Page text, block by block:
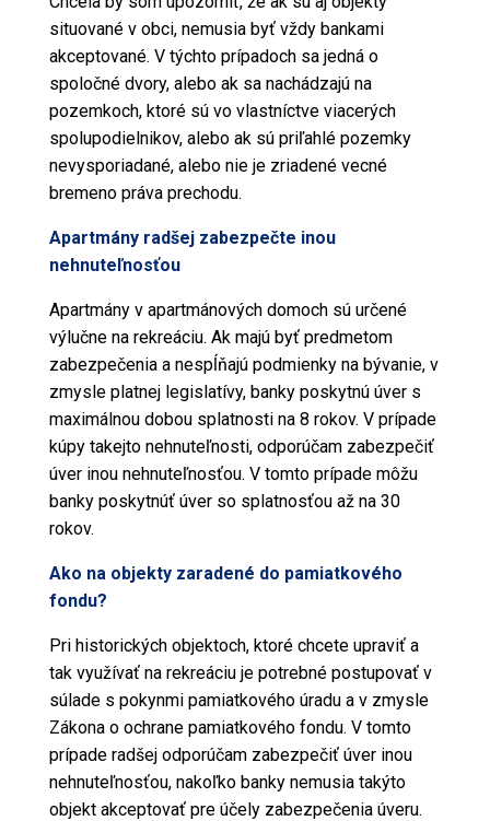
situované v obci, nemusia byť vždy bankami
akceptované. V týchto prípadoch sa jedná o
spoločné dvory, alebo ak sa nachádzajú na
pozemkoch, ktoré sú vo vlastníctve viacerých
spolupodielnikov, alebo ak sú priľahlé pozemky
nevysporiadané, alebo nie je zriadené vecné
bremeno práva prechodu.
Apartmány radšej zabezpečte inou
nehnuteľnosťou
Apartmány v apartmánových domoch sú určené
výlučne na rekreáciu. Ak majú byť predmetom
zabezpečenia a nespĺňajú podmienky na bývanie, v
zmysle platnej legislatívy, banky poskytnú úver s
maximálnou dobou splatnosti na 8 rokov. V prípade
kúpy takejto nehnuteľnosti, odporúčam zabezpečiť
úver inou nehnuteľnosťou. V tomto prípade môžu
banky poskytnúť úver so splatnosťou až na 30
rokov.
Ako na objekty zaradené do pamiatkového
fondu?
Pri historických objektoch, ktoré chcete upraviť a
tak využívať na rekreáciu je potrebné postupovať v
súlade s pokynmi pamiatkového úradu a v zmysle
Zákonao ochrane pamiatkového fondu. V tomto
prípade radšej odporúčam zabezpečiť úver inou
nehnuteľnosťou, nakoľko banky nemusia takýto
objekt akceptovať pre účely zabezpečenia úveru.